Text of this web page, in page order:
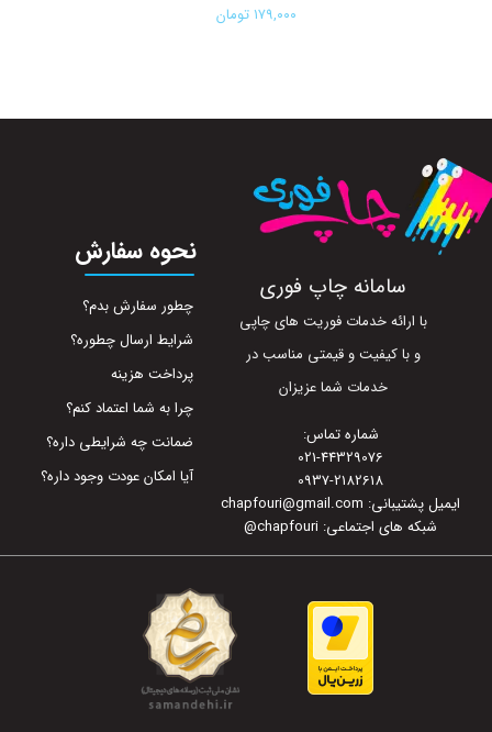
۱۷۹,۰۰۰ تومان
سامانه چاپ فوری
با ارائه خدمات فوریت های چاپی
و با کیفیت و قیمتی مناسب در
خدمات شما عزیزان
شماره تماس:
021-44329076
0937-2182618
ایمیل پشتیبانی: chapfouri@gmail.com
شبکه های اجتماعی: chapfouri
@
نحوه سفارش
چطور سفارش بدم؟
شرایط ارسال چطوره؟
پرداخت هزینه
چرا به شما اعتماد کنم؟
ضمانت چه شرایطی داره؟
آیا امکان عودت وجود داره؟